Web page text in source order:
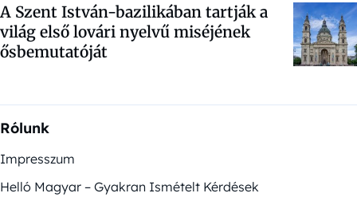
A Szent István-bazilikában tartják a
világ első lovári nyelvű miséjének
ősbemutatóját
Rólunk
Impresszum
Helló Magyar – Gyakran Ismételt Kérdések